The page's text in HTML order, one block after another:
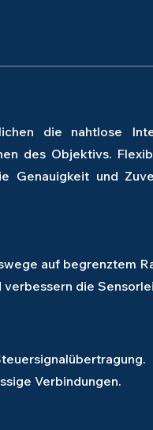
die nahtlose
des Objektivs.
Genauigkeit und
auf begrenztem
die
Verbindungen.